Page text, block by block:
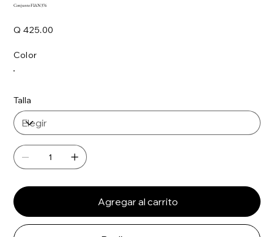
Conjunto FIAN376
Q 425.00
Color
Talla
Agregar al carrito